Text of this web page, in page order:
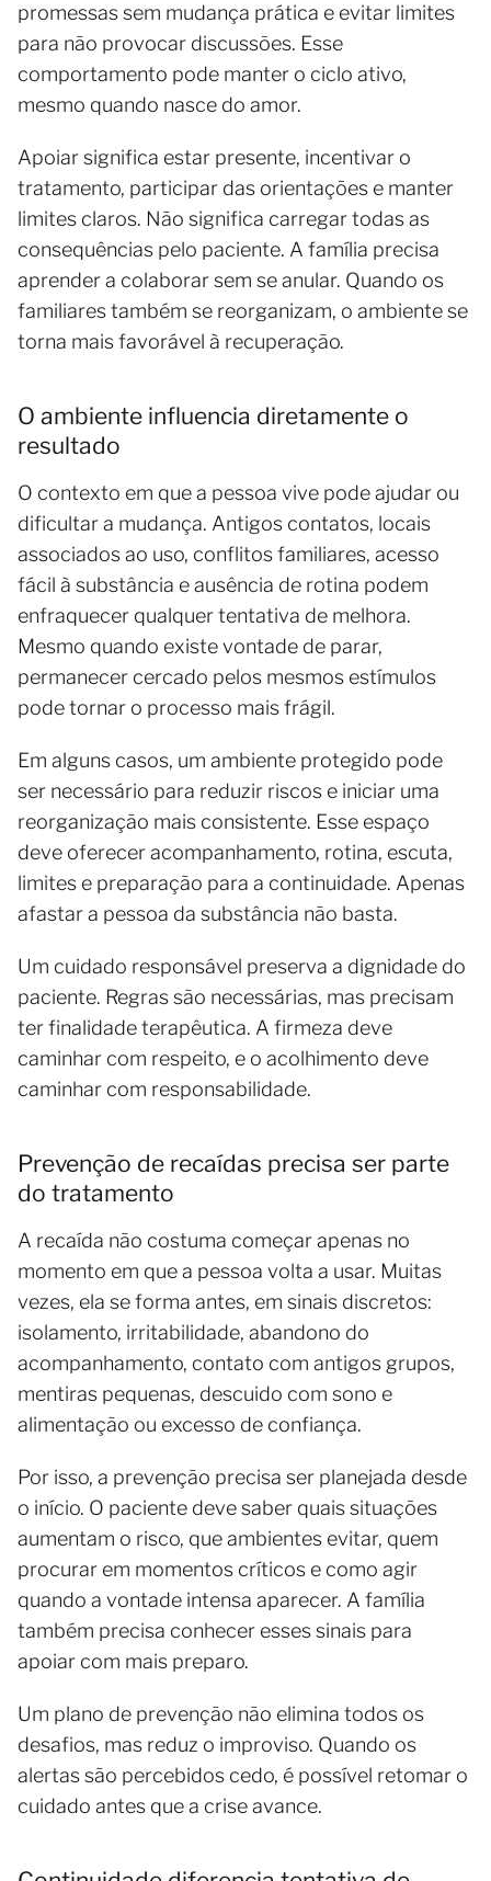
promessas sem mudança prática e evitar limites
para não provocar discussões. Esse
comportamento pode manter o ciclo ativo,
mesmo quando nasce do amor.
Apoiar significa estar presente, incentivar o
tratamento, participar das orientações e manter
limites claros. Não significa carregar todas as
consequências pelo paciente. A família precisa
aprender a colaborar sem se anular. Quando os
familiares também se reorganizam, o ambiente se
torna mais favorável à recuperação.
O ambiente influencia diretamente o
resultado
O contexto em que a pessoa vive pode ajudar ou
dificultar a mudança. Antigos contatos, locais
associados ao uso, conflitos familiares, acesso
fácil à substância e ausência de rotina podem
enfraquecer qualquer tentativa de melhora.
Mesmo quando existe vontade de parar,
permanecer cercado pelos mesmos estímulos
pode tornar o processo mais frágil.
Em alguns casos, um ambiente protegido pode
ser necessário para reduzir riscos e iniciar uma
reorganização mais consistente. Esse espaço
deve oferecer acompanhamento, rotina, escuta,
limites e preparação para a continuidade. Apenas
afastar a pessoa da substância não basta.
Um cuidado responsável preserva a dignidade do
paciente. Regras são necessárias, mas precisam
ter finalidade terapêutica. A firmeza deve
caminhar com respeito, e o acolhimento deve
caminhar com responsabilidade.
Prevenção de recaídas precisa ser parte
do tratamento
A recaída não costuma começar apenas no
momento em que a pessoa volta a usar. Muitas
vezes, ela se forma antes, em sinais discretos:
isolamento, irritabilidade, abandono do
acompanhamento, contato com antigos grupos,
mentiras pequenas, descuido com sono e
alimentação ou excesso de confiança.
Por isso, a prevenção precisa ser planejada desde
o início. O paciente deve saber quais situações
aumentam o risco, que ambientes evitar, quem
procurar em momentos críticos e como agir
quando a vontade intensa aparecer. A família
também precisa conhecer esses sinais para
apoiar com mais preparo.
Um plano de prevenção não elimina todos os
desafios, mas reduz o improviso. Quando os
alertas são percebidos cedo, é possível retomar o
cuidado antes que a crise avance.